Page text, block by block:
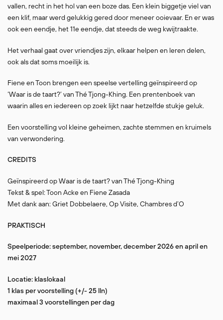
vallen, recht in het hol van een boze das. Een klein biggetje viel van
een klif, maar werd gelukkig gered door meneer ooievaar. En er was
ook een eendje, het 11e eendje, dat steeds de weg kwijtraakte.
Het verhaal gaat over vriendjes zijn, elkaar helpen en leren delen,
ook als dat soms moeilijk is.
Fiene en Toon brengen een speelse vertelling geïnspireerd op
‘Waar is de taart?’ van Thé Tjong-Khing. Een prentenboek van
waarin alles en iedereen op zoek lijkt naar hetzelfde stukje geluk.
Een voorstelling vol kleine geheimen, zachte stemmen en kruimels
van verwondering.
CREDITS
Geïnspireerd op Waar is de taart? van Thé Tjong-Khing
Tekst & spel: Toon Acke en Fiene Zasada
Met dank aan: Griet Dobbelaere, Op Visite, Chambres d’O
PRAKTISCH
Speelperiode: september, november, december 2026 en april en
mei 2027
Locatie: klaslokaal
1 klas per voorstelling (+/- 25 lln)
maximaal 3 voorstellingen per dag